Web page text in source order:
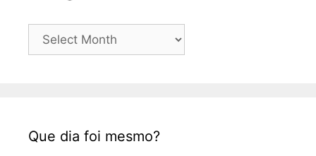
Postagens
Que dia foi mesmo?